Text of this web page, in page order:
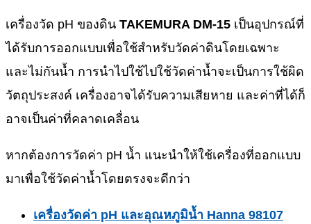
เครื่องวัด pH ของดิน TAKEMURA DM-15 เป็นอุปกรณ์ที่
ได้รับการออกแบบเพื่อใช้สำหรับวัดค่าดินโดยเฉพาะ
และไม่กันน้ำ การนำไปใช้ไปใช้วัดค่าน้ำจะเป็นการใช้ผิด
วัตถุประสงค์ เครื่องอาจได้รับความเสียหาย และค่าที่ได้ก็
อาจเป็นค่าที่คลาดเคลื่อน
หากต้องการวัดค่า pH น้ำ แนะนำให้ใช้เครื่องที่ออกแบบ
มาเพื่อใช้วัดค่าน้ำโดยตรงจะดีกว่า
เครื่องวัดค่า pH และอุณหภูมิน้ำ Hanna 98107